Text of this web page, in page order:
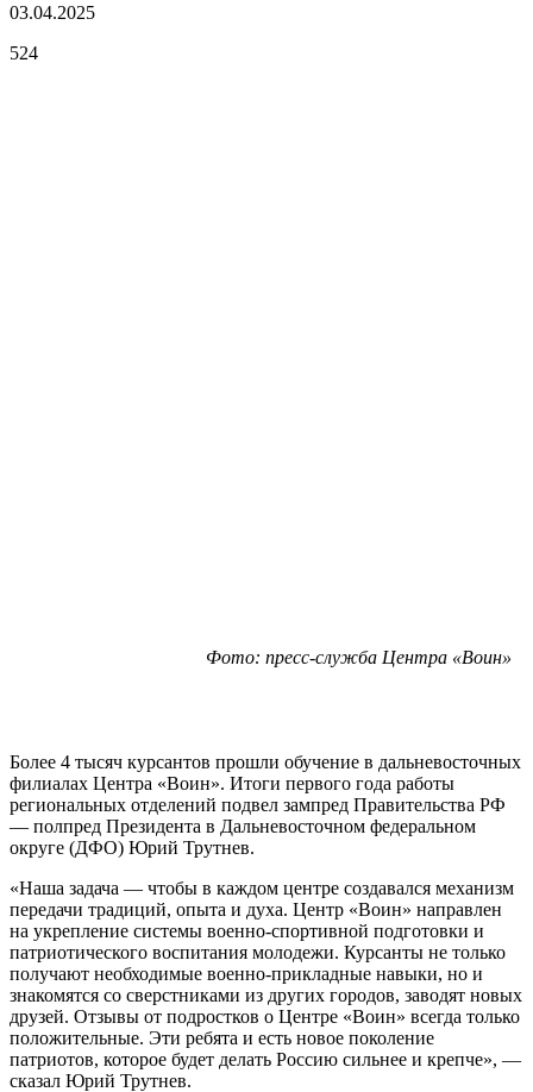
03.04.2025
524
Фото: пресс-служба Центра «Воин»
Более 4 тысяч курсантов прошли обучение в дальневосточных
филиалах Центра «Воин». Итоги первого года работы
региональных отделений подвел зампред Правительства РФ
— полпред Президента в Дальневосточном федеральном
округе (ДФО) Юрий Трутнев.
«Наша задача — чтобы в каждом центре создавался механизм
передачи традиций, опыта и духа. Центр «Воин» направлен
на укрепление системы военно-спортивной подготовки и
патриотического воспитания молодежи. Курсанты не только
получают необходимые военно-прикладные навыки, но и
знакомятся со сверстниками из других городов, заводят новых
друзей. Отзывы от подростков о Центре «Воин» всегда только
положительные. Эти ребята и есть новое поколение
патриотов, которое будет делать Россию сильнее и крепче», —
сказал Юрий Трутнев.